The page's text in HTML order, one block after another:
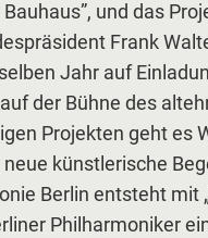
und das
Frank
Jahr auf
der Bühne des
Projekten geht es
künstlerische
Berlin entsteht mit
Philharmoniker